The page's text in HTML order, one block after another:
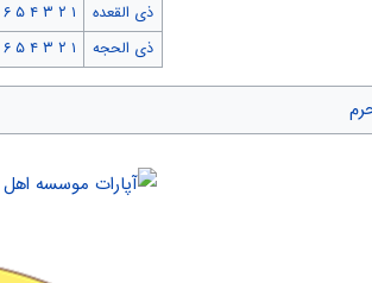
ذی القعده
۱ ۲ ۳ ۴ ۵ ۶
ذی الحجه
۱ ۲ ۳ ۴ ۵ ۶